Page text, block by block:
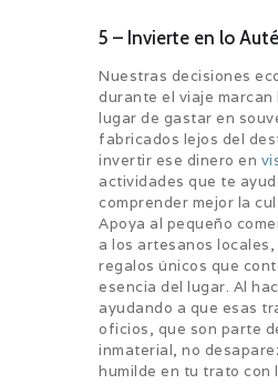
5 – Invierte en lo
Nuestras decisiones
durante el viaje marcan
lugar de gastar en
fabricados lejos del
invertir ese dinero en
actividades que te
comprender mejor la
Apoya al pequeño
a los artesanos locales,
regalos únicos que
esencia del lugar. Al
ayudando a que esas
oficios, que son parte
inmaterial, no
humilde en tu trato con